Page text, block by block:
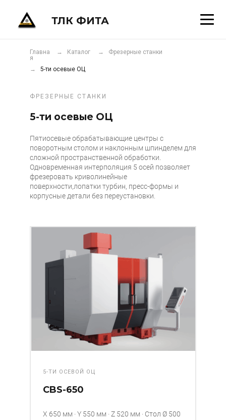
ТЛК ФИТА
Главна
я
→ Каталог → Фрезерные станки
→ 5-ти осевые ОЦ
ФРЕЗЕРНЫЕ СТАНКИ
5-ти осевые ОЦ
Пятиосевые обрабатывающие центры с
поворотным столом и наклонным шпинделем для
сложной пространственной обработки.
Одновременная интерполяция 5 осей позволяет
фрезеровать криволинейные
​поверхности,лопатки турбин, пресс-формы и
корпусные детали без переустановки.
5-ТИ ОСЕВОЙ ОЦ
CBS-650
X 650 мм · Y 550 мм · Z 520 мм · Стол Ø 500